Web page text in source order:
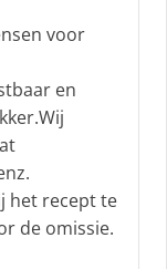
voor
en
het recept te
de omissie.